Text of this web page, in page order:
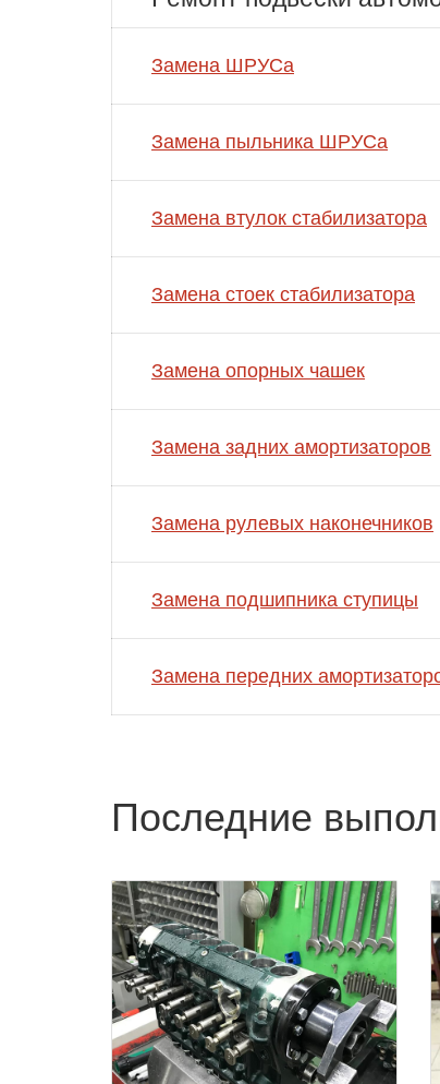
Замена ШРУСа
Замена пыльника ШРУСа
Замена втулок стабилизатора
Замена стоек стабилизатора
Замена опорных чашек
Замена задних амортизаторов
Замена рулевых наконечников
Замена подшипника ступицы
Замена передних
Последние